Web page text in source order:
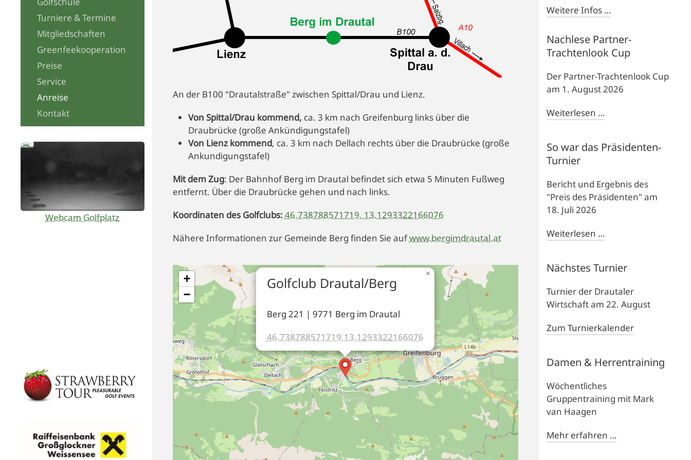
Turniere & Termine
Mitgliedschaften
Greenfeekooperation
Preise
Service
Anreise
Kontakt
Webcam Golfplatz
An der B100 "Drautalstraße" zwischen Spittal/Drau und Lienz.
Von Spittal/Drau kommend, ca. 3 km nach Greifenburg links über die
Draubrücke (große Ankündigungstafel)
Von Lienz kommend, ca. 3 km nach Dellach rechts über die Draubrücke (große
Ankundigungstafel)
Mit dem Zug: Der Bahnhof Berg im Drautal befindet sich etwa 5 Minuten Fußweg
entfernt. Über die Draubrücke gehen und nach links.
Koordinaten des Golfclubs: 46.738788571719, 13.1293322166076
Nähere Informationen zur Gemeinde Berg finden Sie aufwww.bergimdrautal.at
Golfclub Drautal/Berg
Berg 221 | 9771 Berg im Drautal
46.738788571719,13.1293322166076
×
+
−
Weitere Infos …
Nachlese Partner-
Trachtenlook Cup
Der Partner-Trachtenlook Cup
am 1. August 2026
Weiterlesen …
So war das Präsidenten-
Turnier
Bericht und Ergebnis des
"Preis des Präsidenten" am
18. Juli 2026
Weiterlesen …
Nächstes Turnier
Turnier der Drautaler
Wirtschaft am 22. August
Zum Turnierkalender
Damen & Herrentraining
Wöchentliches
Gruppentraining mit Mark
van Haagen
Mehr erfahren …